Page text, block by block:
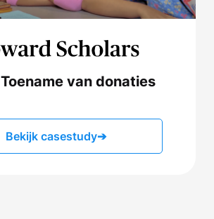
Toename van donaties
Bekijk casestudy➔